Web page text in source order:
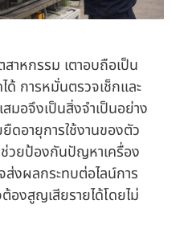
าหกรรม เตาอบถือเป็น
ด้ การหมั่นตรวจเช็กและ
มอจึงเป็นสิ่งจำเป็นอย่าง
ดอายุการใช้งานของตัว
วยป้องกันปัญหาเครื่อง
งผลกระทบต่อไลน์การ
องสูญเสียรายได้โดยไม่